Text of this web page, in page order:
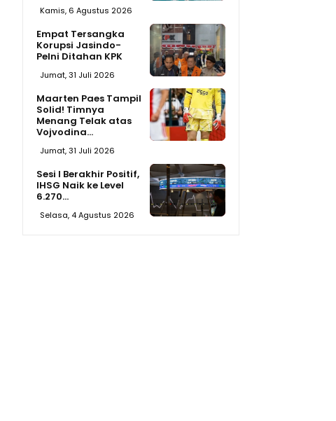
Kamis, 6 Agustus 2026
Empat Tersangka
Korupsi Jasindo-
Pelni Ditahan KPK
Jumat, 31 Juli 2026
Maarten Paes Tampil
Solid! Timnya
Menang Telak atas
Vojvodina...
Jumat, 31 Juli 2026
Sesi I Berakhir Positif,
IHSG Naik ke Level
6.270...
Selasa, 4 Agustus 2026